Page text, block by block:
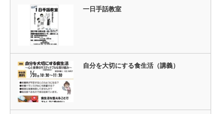
一日手話教室
自分を大切にする食生活（講義）